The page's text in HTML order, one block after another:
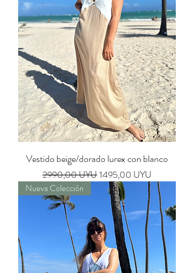
Vestido beige/dorado lurex con blanco
Precio
2990,00 UYUPrecio de oferta
1495,00 UYU
Nueva Colección